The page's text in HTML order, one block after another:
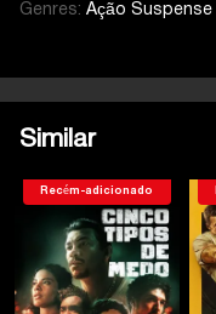
Genres: Ação Suspense
Similar
Recém-adicionado